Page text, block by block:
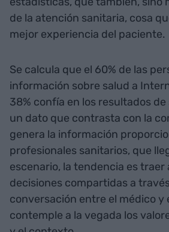
de la atención sanitaria, cosa
mejor experiencia del paciente.
Se calcula que el 60% de las
información sobre salud a
38% confía en los resultados
un dato que contrasta con la
genera la información
profesionales sanitarios, que
escenario, la tendencia es traer
decisiones compartidas a
conversación entre el médico y
contemple a la vegada los